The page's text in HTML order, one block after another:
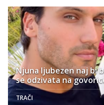
Njuna ljubezen naj bi
se odzivata na
TRAČI